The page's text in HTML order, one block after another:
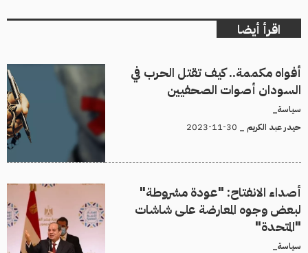
اقرأ أيضا
أفواه مكممة.. كيف تقتل الحرب في
السودان أصوات الصحفيين
سياسة_
حيدر عبد الكريم _
أصداء الانفتاح: "عودة مشروطة"
لبعض وجوه المعارضة على شاشات
"المتحدة"
سياسة_